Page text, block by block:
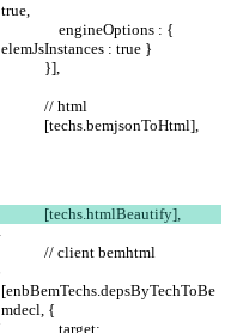
true,
elemJsInstances : true }
            }],
            // html
            [techs.bemjsonToHtml],
            [techs.htmlBeautify],
            // client bemhtml
[enbBemTechs.depsByTechToBe
mdecl, {